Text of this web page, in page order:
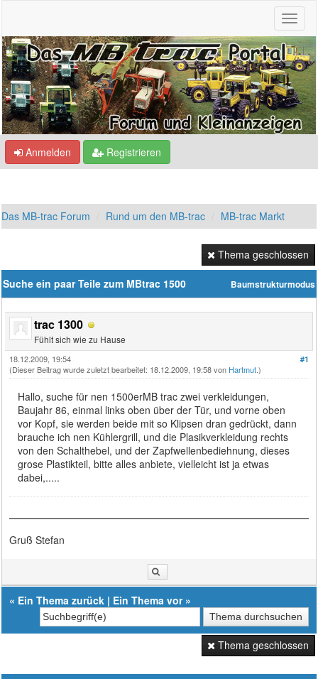
Anmelden Registrieren
Das MB-trac Forum Rund um den MB-trac MB-trac Markt
Thema geschlossen
Baumstrukturmodus
Suche ein paar Teile zum MBtrac 1500
trac 1300
Fühlt sich wie zu Hause
#1
18.12.2009, 19:54
(Dieser Beitrag wurde zuletzt bearbeitet: 18.12.2009, 19:58 von Hartmut.)
Hallo, suche für nen 1500erMB trac zwei verkleidungen,
Baujahr 86, einmal links oben über der Tür, und vorne oben
vor Kopf, sie werden beide mit so Klipsen dran gedrückt, dann
brauche ich nen Kühlergrill, und die Plasikverkleidung rechts
von den Schalthebel, und der Zapfwellenbediehnung, dieses
grose Plastikteil, bitte alles anbiete, vielleicht ist ja etwas
dabei,.....
Gruß Stefan
« Ein Thema zurück | Ein Thema vor»
Thema geschlossen